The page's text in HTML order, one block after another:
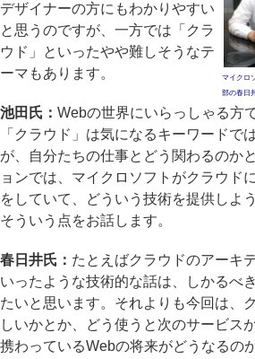
マイクロ
部の春日
デザイナーの方にもわかりやすい
と思うのですが、一方では「クラ
ウド」といったやや難しそうなテ
ーマもあります。
池田氏： Webの世界にいらっしゃる方
「クラウド」は気になるキーワードで
が、自分たちの仕事とどう関わるのか
ョンでは、マイクロソフトがクラウド
をしていて、どういう技術を提供しよ
そういう点をお話します。
春日井氏： たとえばクラウドのアーキ
いったような技術的な話は、しかるべ
たいと思います。それよりも今回は、
しいかとか、どう使うと次のサービス
携わっているWebの将来がどうなるの